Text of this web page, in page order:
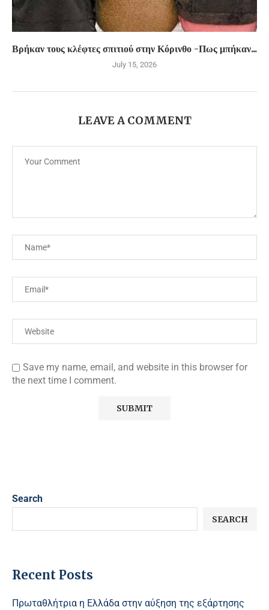
Βρήκαν τους κλέφτες σπιτιού στην Κόρινθο -Πως μπήκαν...
July 15, 2026
LEAVE A COMMENT
Save my name, email, and website in this browser for
the next time I comment.
Search
SEARCH
Recent Posts
Πρωταθλήτρια η Ελλάδα στην αύξηση της εξάρτησης